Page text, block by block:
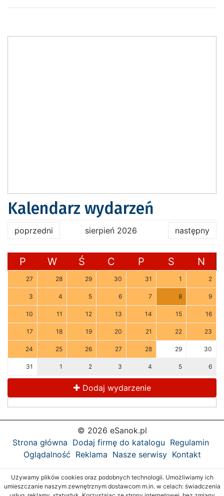
Kalendarz wydarzeń
poprzedni sierpień 2026 następny
P W Ś C P S N
27 28 29 30 31 1 2
3 4 5 6 7 8 9
10 11 12 13 14 15 16
17 18 19 20 21 22 23
24 25 26 27 28 29 30
31 1 2 3 4 5 6
Dodaj wydarzenie
© 2026 eSanok.pl
Strona główna Dodaj firmę do katalogu Regulamin
Oglądalność Reklama Nasze serwisy Kontakt
Używamy plików cookies oraz podobnych technologii. Umożliwiamy ich
umieszczanie naszym zewnętrznym dostawcom m.in. w celach: świadczenia